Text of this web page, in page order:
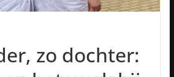
zo dochter: